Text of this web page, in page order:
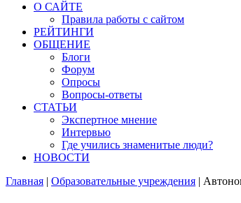
О САЙТЕ
Правила работы с сайтом
РЕЙТИНГИ
ОБЩЕНИЕ
Блоги
Форум
Опросы
Вопросы-ответы
СТАТЬИ
Экспертное мнение
Интервью
Где учились знаменитые люди?
НОВОСТИ
Главная | Образовательные учреждения |